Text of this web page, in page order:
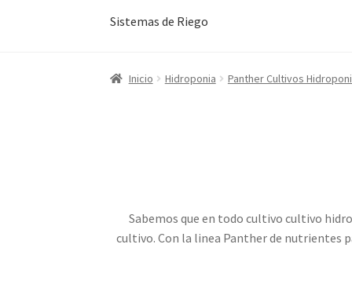
Sistemas de Riego
Inicio Hidroponia Panther Cultivos
Sabemos que en todo cultivo cultivo
cultivo. Con la linea Panther de nutrientes